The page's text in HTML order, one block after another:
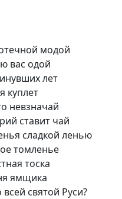
модой
вас одой
лет
куплет
невзначай
ставит чай
сладкой ленью
томленье
тоска
ямщика
святой Руси?